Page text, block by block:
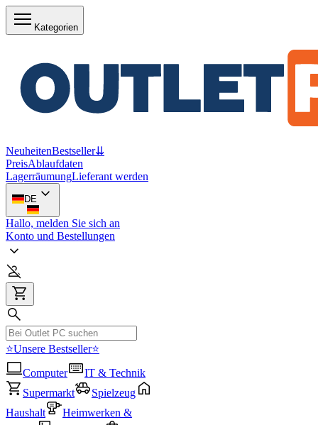
Kategorien
NeuheitenBestseller⇊
PreisAblaufdaten
LagerräumungLieferant werden
DE
Hallo, melden Sie sich an
Konto und Bestellungen
⭐Unsere Bestseller⭐
Computer
IT & Technik
Supermarkt
Spielzeug
Haushalt
Heimwerken &